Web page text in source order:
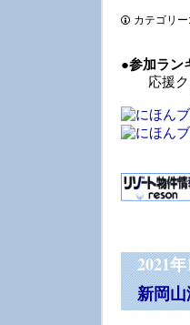
カテゴリー:
●参加ラン
応援クリ
2021年
新岡